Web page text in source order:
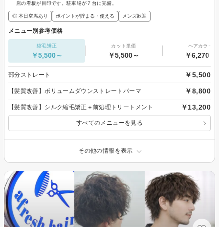
店の看板が目印です。駐車場が７台に完備。
◎ 本日空席あり ポイントが貯まる・使える メンズ歓迎
メニュー別参考価格
縮毛矯正
￥5,500～
カット単価
￥5,500～
ヘアカラー
￥6,270～
部分ストレート ￥5,500
【髪質改善】ボリュームダウンストレートパーマ ￥8,800
【髪質改善】シルク縮毛矯正＋前処理トリートメント ￥13,200
すべてのメニューを見る
その他の情報を表示